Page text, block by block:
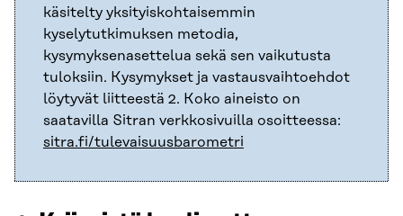
käsitelty yksityiskohtaisemmin
kyselytutkimuksen metodia,
kysymyksenasettelua sekä sen vaikutusta
tuloksiin. Kysymykset ja vastausvaihtoehdot
löytyvät liitteestä 2. Koko aineisto on
saatavilla Sitran verkkosivuilla osoitteessa:
sitra.fi/tulevaisuusbarometri